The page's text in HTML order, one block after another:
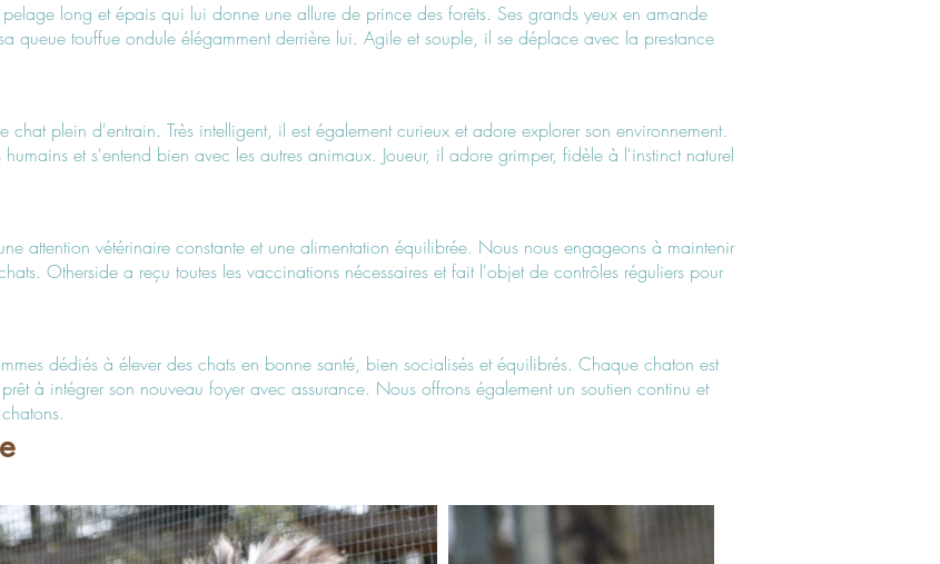
long et épais qui lui donne une allure de prince des forêts. Ses grands yeux en amande
queue touffue ondule élégamment derrière lui. Agile et souple, il se déplace avec la prestance
chat plein d'entrain. Très intelligent, il est également curieux et adore explorer son environnement.
et s'entend bien avec les autres animaux. Joueur, il adore grimper, fidèle à l'instinct naturel
attention vétérinaire constante et une alimentation équilibrée. Nous nous engageons à maintenir
Otherside a reçu toutes les vaccinations nécessaires et fait l'objet de contrôles réguliers pour
dédiés à élever des chats en bonne santé, bien socialisés et équilibrés. Chaque chaton est
à intégrer son nouveau foyer avec assurance. Nous offrons également un soutien continu et